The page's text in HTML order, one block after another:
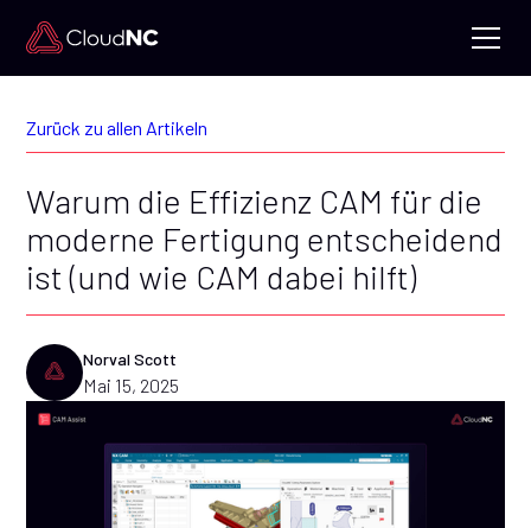
Zurück zu allen Artikeln
Warum die Effizienz CAM für die
moderne Fertigung entscheidend
ist (und wie CAM dabei hilft)
Norval Scott
Mai 15, 2025